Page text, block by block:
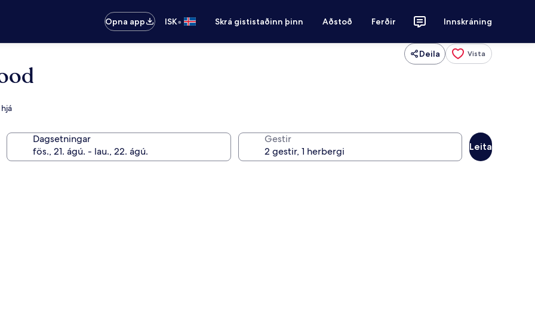
Opna app
ISK• Skrá gististaðinn þinn Aðstoð Ferðir Innskráning
Deila Vista
Dagsetningar Gestir
Leita